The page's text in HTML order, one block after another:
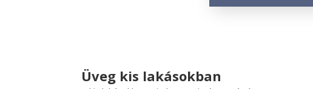
Üveg kis lakásokban